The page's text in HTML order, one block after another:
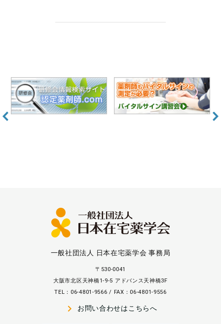
一般社団法人 日本在宅薬学会 事務局
〒530-0041
大阪市北区天神橋1-9-5 アドバンス天神橋3F
TEL：06-4801-9566 / FAX：06-4801-9556
navigate_next お問い合わせはこちらへ